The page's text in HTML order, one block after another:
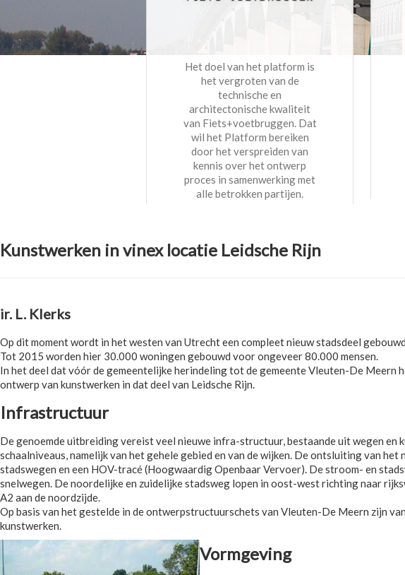
Het doel van het platform is
het vergroten van de
technische en
architectonische kwaliteit
van Fiets+voetbruggen. Dat
wil het Platform bereiken
door het verspreiden van
kennis over het ontwerp
proces in samenwerking met
alle betrokken partijen.
Kunstwerken in vinex locatie Leidsche Rijn
ir. L. Klerks
Op dit moment wordt in het westen van Utrecht een compleet nieuw stadsdeel
Tot 2015 worden hier 30.000 woningen gebouwd voor ongeveer 80.000 mensen.
In het deel dat vóór de gemeentelijke herindeling tot de gemeente Vleuten-De
ontwerp van kunstwerken in dat deel van Leidsche Rijn.
Infrastructuur
De genoemde uitbreiding vereist veel nieuwe infra-structuur, bestaande uit wegen
schaalniveaus, namelijk van het gehele gebied en van de wijken. De ontsluiting van
stadswegen en een HOV-tracé (Hoogwaardig Openbaar Vervoer). De stroom- en
snelwegen. De noordelijke en zuidelijke stadsweg lopen in oost-west richting naar
A2 aan de noordzijde.
Op basis van het gestelde in de ontwerpstructuurschets van Vleuten-De Meern zijn
kunstwerken.
Vormgeving